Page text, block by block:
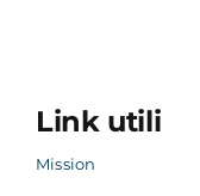
Link utili
Mission